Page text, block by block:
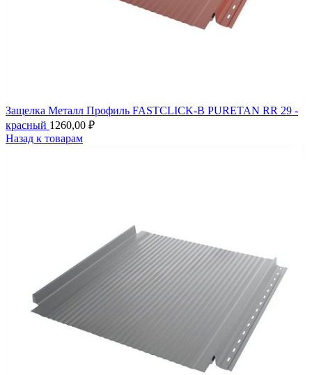
Защелка Металл Профиль FASTCLICK-В PURETAN RR 29 -
красный 1260,00 ₽
Назад к товарам